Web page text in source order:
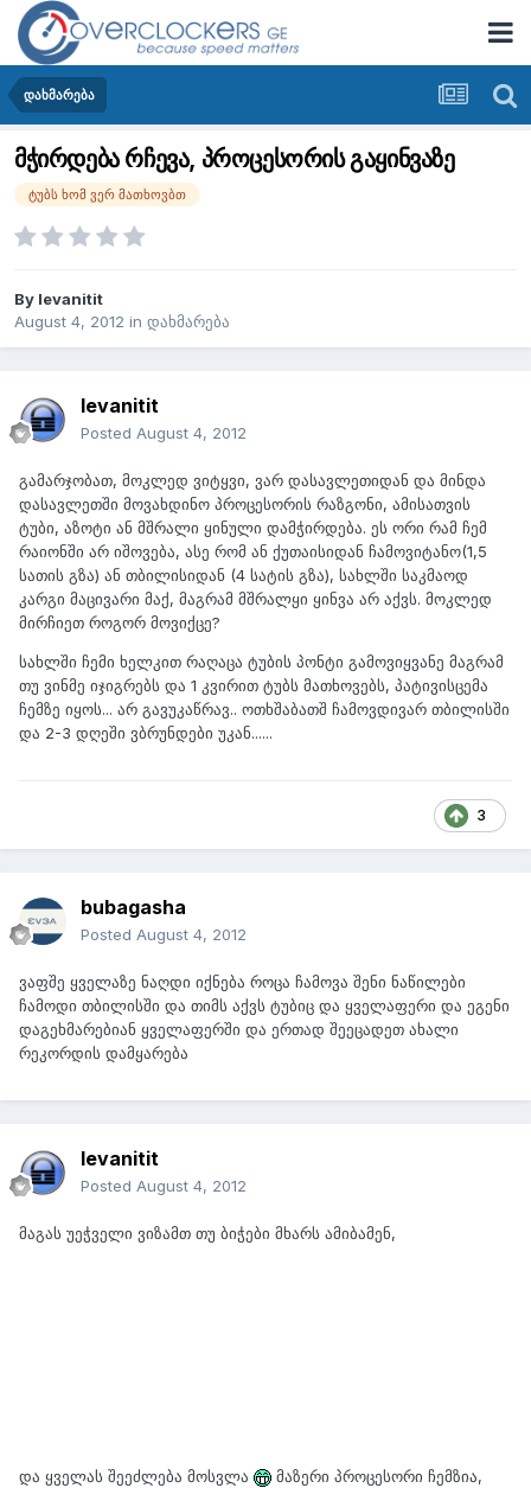
დახმარება
მჭირდება რჩევა, პროცესორის გაყინვაზე
ტუბს ხომ ვერ მათხოვბთ
By levanitit
August 4, 2012 in დახმარება
levanitit
Posted August 4, 2012
გამარჯობათ, მოკლედ ვიტყვი, ვარ დასავლეთიდან და მინდა
დასავლეთში მოვახდინო პროცესორის რაზგონი, ამისათვის
ტუბი, აზოტი ან მშრალი ყინული დამჭირდება. ეს ორი რამ ჩემ
რაიონში არ იშოვება, ასე რომ ან ქუთაისიდან ჩამოვიტანო(1,5
სათის გზა) ან თბილისიდან (4 სატის გზა), სახლში საკმაოდ
კარგი მაცივარი მაქ, მაგრამ მშრალყი ყინვა არ აქვს. მოკლედ
მირჩიეთ როგორ მოვიქცე?
სახლში ჩემი ხელკით რაღაცა ტუბის პონტი გამოვიყვანე მაგრამ
თუ ვინმე იჯიგრებს და 1 კვირით ტუბს მათხოვებს, პატივისცემა
ჩემზე იყოს... არ გავუკაწრავ.. ოთხშაბათშ ჩამოვდივარ თბილისში
და 2-3 დღეში ვბრუნდები უკან......
3
bubagasha
Posted August 4, 2012
ვაფშე ყველაზე ნაღდი იქნება როცა ჩამოვა შენი ნაწილები
ჩამოდი თბილისში და თიმს აქვს ტუბიც და ყველაფერი და ეგენი
დაგეხმარებიან ყველაფერში და ერთად შეეცადეთ ახალი
რეკორდის დამყარება
levanitit
Posted August 4, 2012
მაგას უეჭველი ვიზამთ თუ ბიჭები მხარს ამიბამენ,
და ყველას შეეძლება მოსვლა
მაზერი პროცესორი ჩემზია,